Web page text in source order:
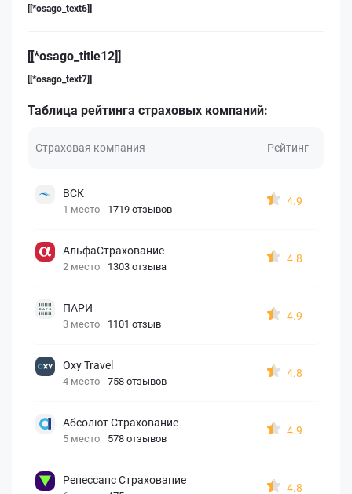
[[*osago_text6]]
[[*osago_title12]]
[[*osago_text7]]
Таблица рейтинга страховых компаний:
Страховая компания Рейтинг
ВСК
1 место 1719 отзывов
4.9
АльфаСтрахование
2 место 1303 отзыва
4.8
ПАРИ
3 место 1101 отзыв
4.9
Oxy Travel
4 место 758 отзывов
4.8
Абсолют Страхование
5 место 578 отзывов
4.9
Ренессанс Страхование
4.8